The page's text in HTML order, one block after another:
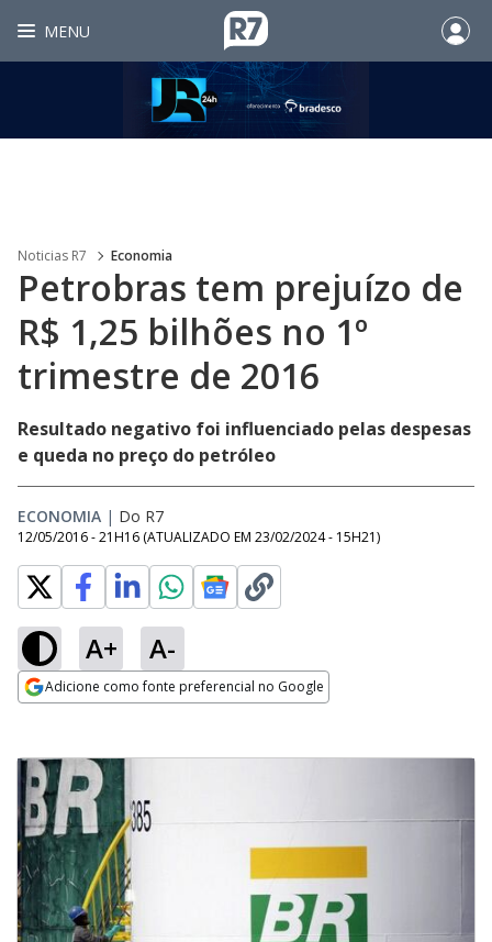
MENU
Noticias R7 Economia
Petrobras tem prejuízo de
R$ 1,25 bilhões no 1º
trimestre de 2016
Resultado negativo foi influenciado pelas despesas
e queda no preço do petróleo
ECONOMIA | Do R7
12/05/2016 - 21H16 (ATUALIZADO EM 23/02/2024 - 15H21)
A+ A-
Adicione como fonte preferencial no Google